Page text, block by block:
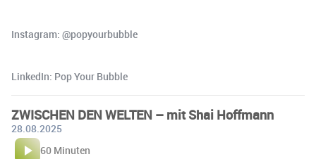
Instagram: @popyourbubble
LinkedIn: Pop Your Bubble
ZWISCHEN DEN WELTEN – mit Shai Hoffmann
28.08.2025
60 Minuten